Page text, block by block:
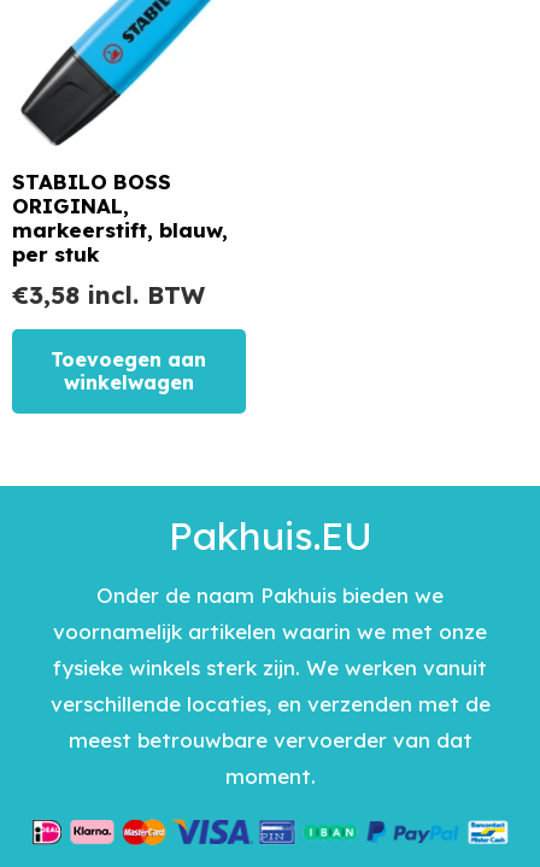
STABILO BOSS
ORIGINAL,
markeerstift, blauw,
per stuk
€3,58 incl. BTW
Toevoegen aan
winkelwagen
Pakhuis.EU
Onder de naam Pakhuis bieden we
voornamelijk artikelen waarin we met onze
fysieke winkels sterk zijn. We werken vanuit
verschillende locaties, en verzenden met de
meest betrouwbare vervoerder van dat
moment.